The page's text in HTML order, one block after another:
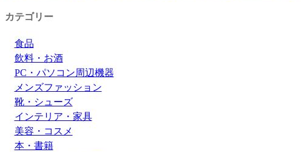
カテゴリー
食品
飲料・お酒
PC・パソコン周辺機器
メンズファッション
靴・シューズ
インテリア・家具
美容・コスメ
本・書籍